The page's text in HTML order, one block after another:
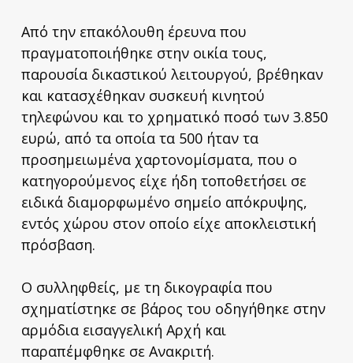
Από την επακόλουθη έρευνα που
πραγματοποιήθηκε στην οικία τους,
παρουσία δικαστικού λειτουργού, βρέθηκαν
και κατασχέθηκαν συσκευή κινητού
τηλεφώνου και το χρηματικό ποσό των 3.850
ευρώ, από τα οποία τα 500 ήταν τα
προσημειωμένα χαρτονομίσματα, που ο
κατηγορούμενος είχε ήδη τοποθετήσει σε
ειδικά διαμορφωμένο σημείο απόκρυψης,
εντός χώρου στον οποίο είχε αποκλειστική
πρόσβαση.
Ο συλληφθείς, με τη δικογραφία που
σχηματίστηκε σε βάρος του οδηγήθηκε στην
αρμόδια εισαγγελική Αρχή και
παραπέμφθηκε σε Ανακριτή.